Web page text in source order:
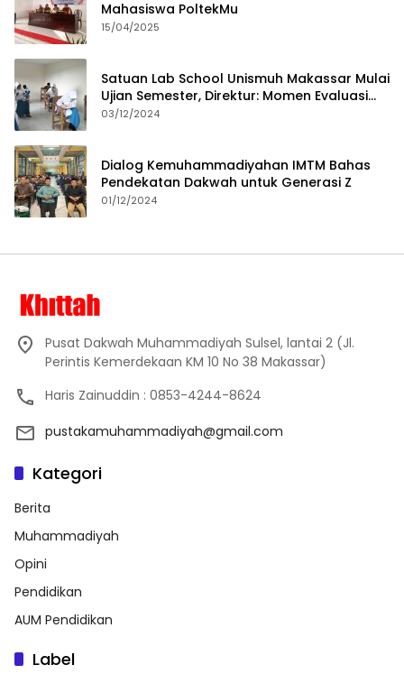
Mahasiswa PoltekMu
15/04/2025
Satuan Lab School Unismuh Makassar Mulai
Ujian Semester, Direktur: Momen Evaluasi
Proses Pembelajaran
03/12/2024
Dialog Kemuhammadiyahan IMTM Bahas
Pendekatan Dakwah untuk Generasi Z
01/12/2024
Pusat Dakwah Muhammadiyah Sulsel, lantai 2 (Jl.
Perintis Kemerdekaan KM 10 No 38 Makassar)
Haris Zainuddin : 0853-4244-8624
pustakamuhammadiyah@gmail.com
Kategori
Berita
Muhammadiyah
Opini
Pendidikan
AUM Pendidikan
Label